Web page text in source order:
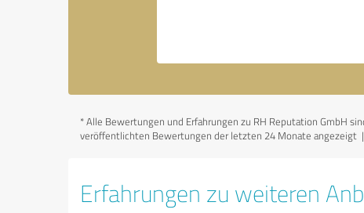
*Alle Bewertungen und Erfahrungen zu RH Reputation GmbH
veröffentlichten Bewertungen der letzten 24 Monate
Erfahrungen zu weiteren